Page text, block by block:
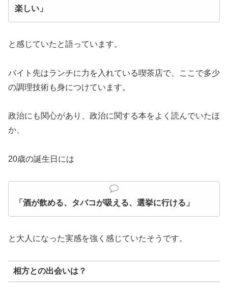
楽しい」
と感じていたと語っています。
バイト先はランチに力を入れている喫茶店で、ここで多少
の調理技術も身につけています。
政治にも関心があり、政治に関する本をよく読んでいたほ
か、
20歳の誕生日には
「酒が飲める、タバコが吸える、選挙に行ける」
と大人になった実感を強く感じていたそうです。
相方との出会いは？